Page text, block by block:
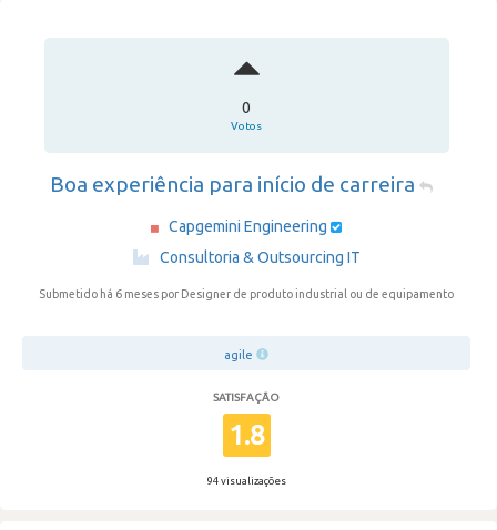
0
Votos
Boa experiência para início de carreira
Capgemini Engineering
·
Consultoria & Outsourcing IT
Submetido há 6 meses por Designer de produto industrial ou de equipamento
agile
SATISFAÇÃO
1.8
94 visualizações